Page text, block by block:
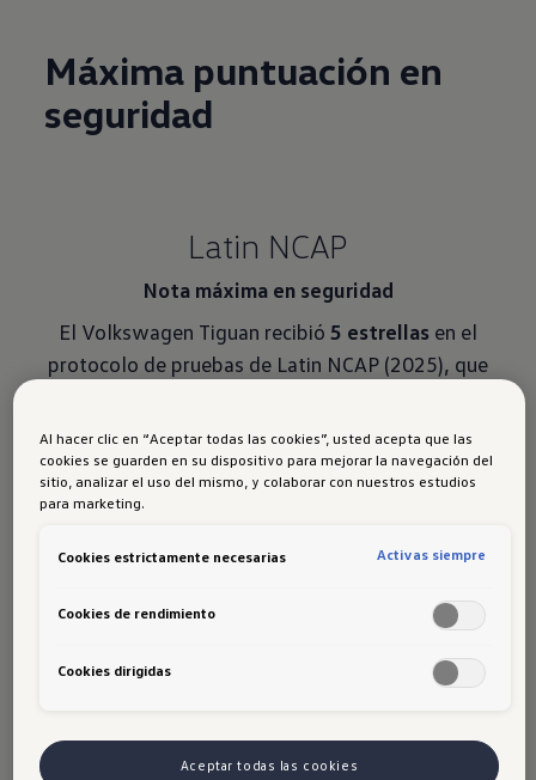
Máxima puntuación en
seguridad
Latin NCAP
Nota máxima en seguridad
El Volkswagen Tiguan recibió 5 estrellas en el
protocolo de pruebas de Latin NCAP (2025), que
vehículos vendidos en América Latina y Caribe.
Adjust cookie settings
Al hacer clic en “Aceptar todas las cookies”, usted acepta que las
cookies se guarden en su dispositivo para mejorar la navegación del
sitio, analizar el uso del mismo, y colaborar con nuestros estudios
para marketing.
Cookies estrictamente necesarias Activas siempre
Cookies de rendimiento
Cookies dirigidas
Aceptar todas las cookies